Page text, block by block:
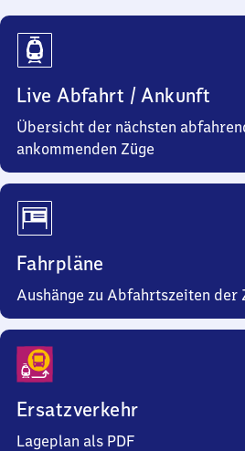
Reiseinfos
Live Abfahrt / Ankunft
Übersicht der nächsten
ankommenden Züge
Fahrpläne
Aushänge zu Abfahrtszeiten der
Ersatzverkehr
Lageplan als PDF